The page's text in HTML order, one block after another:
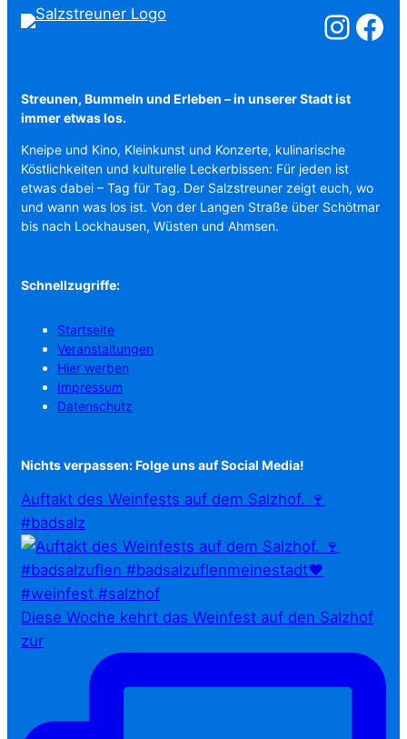
Salzstreuner
Streunen, Bummeln und Erleben – in unserer Stadt ist
immer etwas los.
Kneipe und Kino, Kleinkunst und Konzerte, kulinarische
Köstlichkeiten und kulturelle Leckerbissen: Für jeden ist
etwas dabei – Tag für Tag. Der Salzstreuner zeigt euch, wo
und wann was los ist. Von der Langen Straße über Schötmar
bis nach Lockhausen, Wüsten und Ahmsen.
Schnellzugriffe:
Startseite
Veranstaltungen
Hier werben
Impressum
Datenschutz
Nichts verpassen: Folge uns auf Social Media!
Auftakt des Weinfests auf dem Salzhof. 🍷
#badsalz
Diese Woche kehrt das Weinfest auf den Salzhof
zur